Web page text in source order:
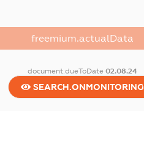
freemium.actualData
document.dueToDate 02.08.24
SEARCH.ONMONITORING